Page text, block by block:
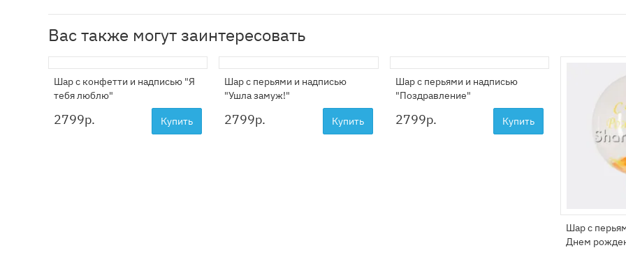
Вас также могут заинтересовать
Шар с конфетти и надписью "Я
тебя люблю"
2799р. Купить
Шар с перьями и надписью
"Ушла замуж!"
2799р. Купить
Шар с перьями и надписью
"Поздравление"
2799р. Купить
Шар с
Днем